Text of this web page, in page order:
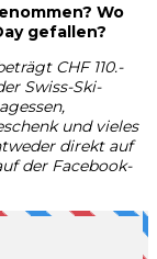
Wo
gefallen?
CHF 110.-
Swiss-Ski-
und vieles
direkt auf
der Facebook-